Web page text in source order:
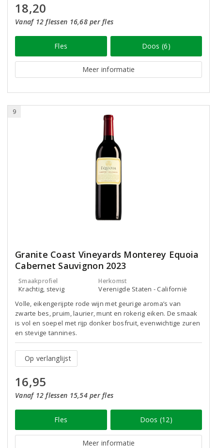
18,20
Vanaf 12 flessen 16,68 per fles
Fles Doos (6)
Meer informatie
9
Granite Coast Vineyards Monterey Equoia
Cabernet Sauvignon 2023
Smaakprofiel
Krachtig, stevig
Herkomst
Verenigde Staten - Californië
Volle, eikengerijpte rode wijn met geurige aroma’s van
zwarte bes, pruim, laurier, munt en rokerig eiken. De smaak
is vol en soepel met rijp donker bosfruit, evenwichtige zuren
en stevige tannines.
Op verlanglijst
16,95
Vanaf 12 flessen 15,54 per fles
Fles Doos (12)
Meer informatie